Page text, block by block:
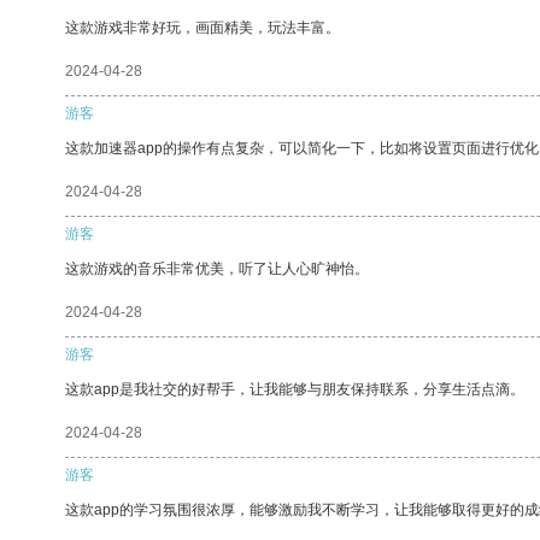
这款游戏非常好玩，画面精美，玩法丰富。
2024-04-28
游客
这款加速器app的操作有点复杂，可以简化一下，比如将设置页面进行优
2024-04-28
游客
这款游戏的音乐非常优美，听了让人心旷神怡。
2024-04-28
游客
这款app是我社交的好帮手，让我能够与朋友保持联系，分享生活点滴。
2024-04-28
游客
这款app的学习氛围很浓厚，能够激励我不断学习，让我能够取得更好的